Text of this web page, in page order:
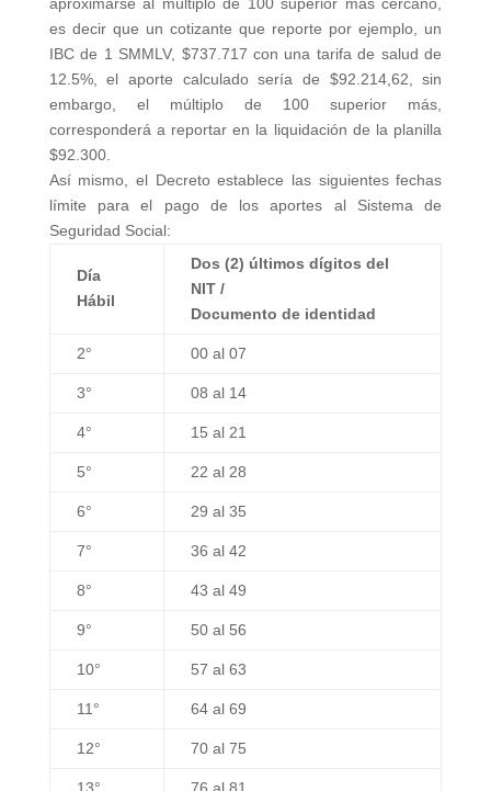
es decir que un cotizante que reporte por ejemplo, un
IBC de 1 SMMLV, $737.717 con una tarifa de salud de
12.5%, el aporte calculado sería de $92.214,62, sin
embargo, el múltiplo de 100 superior más,
corresponderá a reportar en la liquidación de la planilla
$92.300.
Así mismo, el Decreto establece las siguientes fechas
límite para el pago de los aportes al Sistema de
Seguridad Social:
Día
Hábil
Dos (2) últimos dígitos del
NIT /
Documento de identidad
2° 00 al 07
3° 08 al 14
4° 15 al 21
5° 22 al 28
6° 29 al 35
7° 36 al 42
8° 43 al 49
9° 50 al 56
10° 57 al 63
11° 64 al 69
12° 70 al 75